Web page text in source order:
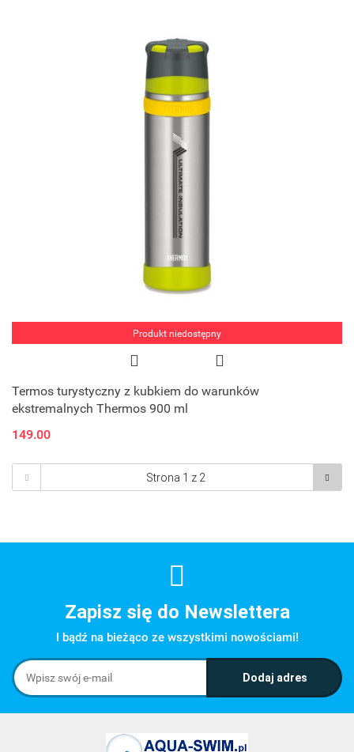
Produkt niedostępny
Termos turystyczny z kubkiem do warunków
ekstremalnych Thermos 900 ml
149.00
Zapisz się do Newslettera
I bądź na bieżąco ze wszystkimi nowościami!